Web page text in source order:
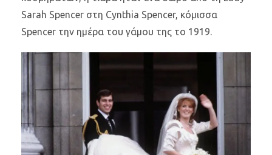
Sarah Spencer στη Cynthia Spencer, κόμισσα
Spencer την ημέρα του γάμου της το 1919.